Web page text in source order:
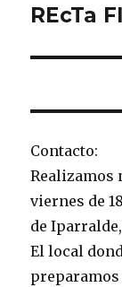
siguiente:
REcTa
Contacto:
Realizamos
viernes de
de
El local